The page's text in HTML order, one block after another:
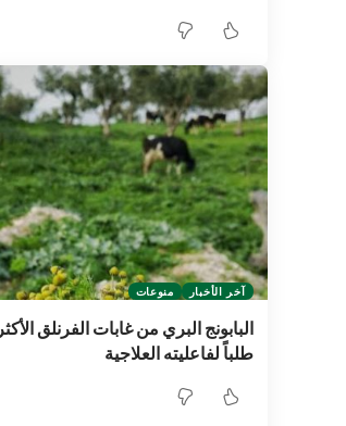
آخر الأخبار منوعات
البابونج البري من غابات الفرنلق الأكثر
طلباً لفاعليته العلاجية